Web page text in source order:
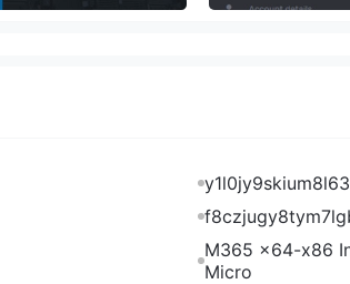
M365 x64-x86
Micro